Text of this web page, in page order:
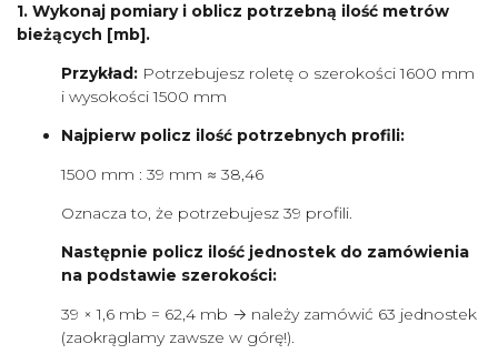
1. Wykonaj pomiary i oblicz potrzebną ilość metrów
bieżących [mb].
Przykład: Potrzebujesz roletę o szerokości 1600 mm
i wysokości 1500 mm
Najpierw policz ilość potrzebnych profili:
1500 mm : 39 mm ≈ 38,46
Oznacza to, że potrzebujesz 39 profili.
Następnie policz ilość jednostek do zamówienia
na podstawie szerokości:
39 × 1,6 mb = 62,4 mb → należy zamówić 63 jednostek
(zaokrąglamy zawsze w górę!).